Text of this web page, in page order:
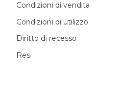
Condizioni di vendita
Condizioni di utilizzo
Diritto di recesso
Resi